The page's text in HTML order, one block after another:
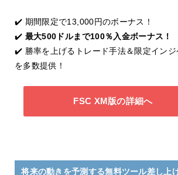
✔️ 期間限定で13,000円のボーナス！
✔️ 最大500ドルまで100％入金ボーナス！
✔️ 勝率を上げるトレード手法＆限定インジ
を多数提供！
FSC XM版の詳細へ
将来の動きを予測する無料ツール差し上